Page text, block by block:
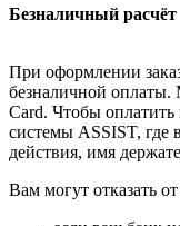
Безналичный расчёт
При оформлении
безналичной
Card. Чтобы оплатить
системы ASSIST, где
действия, имя
Вам могут отказать